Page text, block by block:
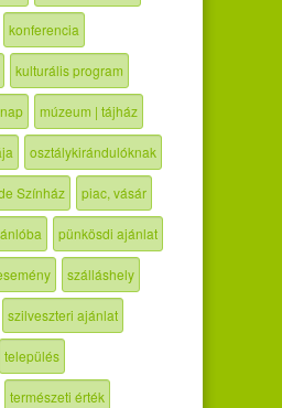
konferencia
kulturális program
múzeum | tájház
osztálykirándulóknak
Színház piac, vásár
pünkösdi ajánlat
szálláshely
szilveszteri ajánlat
település
természeti érték